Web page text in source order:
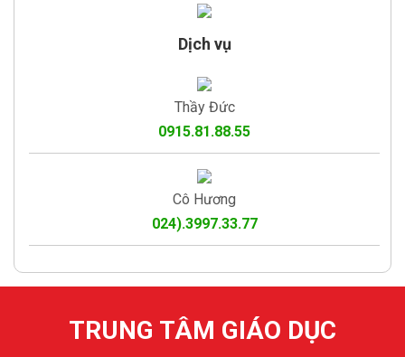
Dịch vụ
Thầy Đức
0915.81.88.55
Cô Hương
024).3997.33.77
TRUNG TÂM GIÁO DỤC